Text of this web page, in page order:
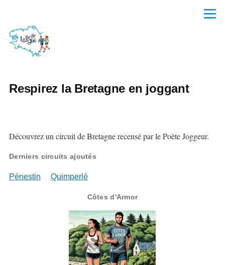
Menu
Respirez la Bretagne en joggant
Découvrez un circuit de Bretagne recensé par le Poète Joggeur.
Derniers circuits ajoutés
Pénestin Quimperlé
Côtes d'Armor